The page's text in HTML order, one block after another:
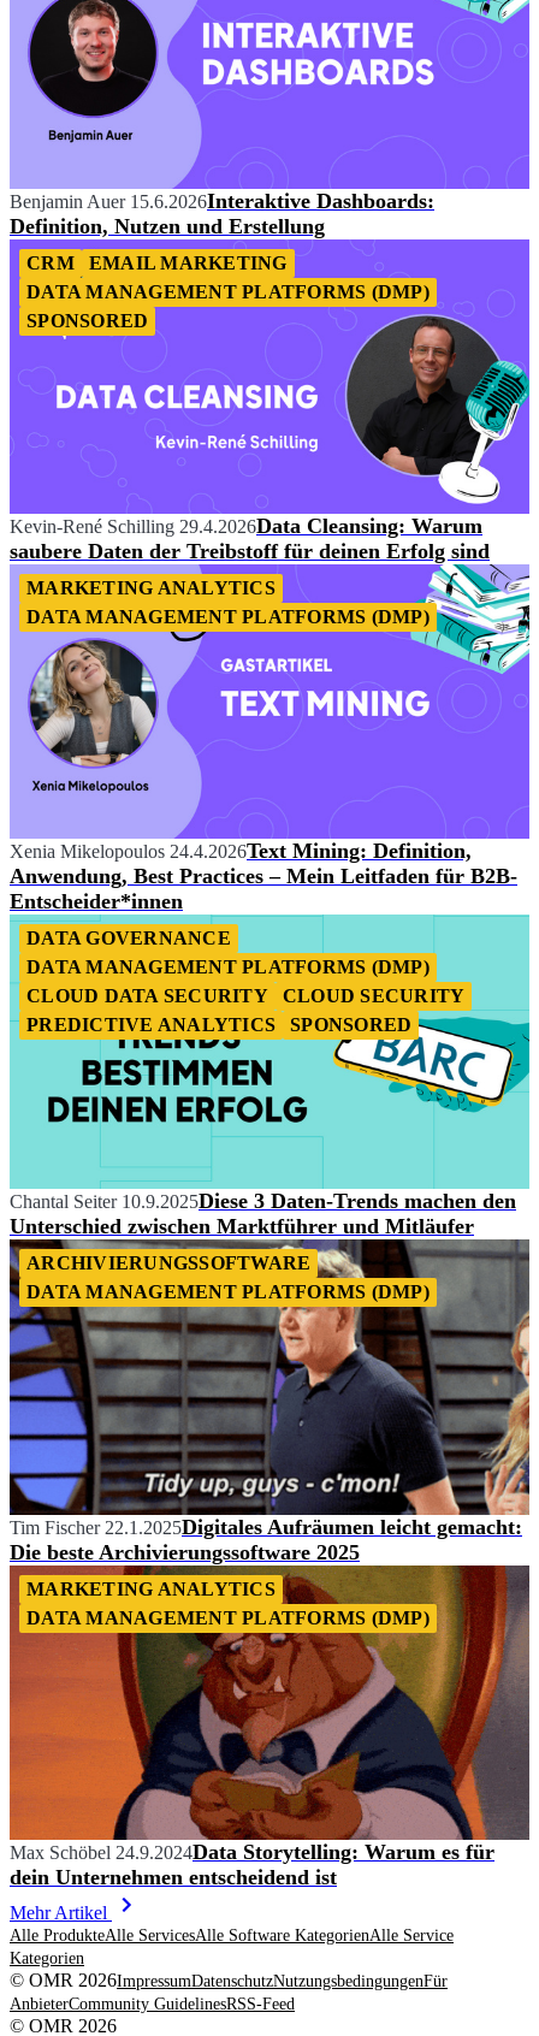
Benjamin Auer 15.6.2026Interaktive Dashboards:
Definition, Nutzen und Erstellung
CRM
EMAIL MARKETING
DATA MANAGEMENT PLATFORMS (DMP)
SPONSORED
Kevin-René Schilling 29.4.2026Data Cleansing: Warum
saubere Daten der Treibstoff für deinen Erfolg sind
MARKETING ANALYTICS
DATA MANAGEMENT PLATFORMS (DMP)
Xenia Mikelopoulos 24.4.2026Text Mining: Definition,
Anwendung, Best Practices – Mein Leitfaden für B2B-
Entscheider*innen
DATA GOVERNANCE
DATA MANAGEMENT PLATFORMS (DMP)
CLOUD DATA SECURITY
CLOUD SECURITY
PREDICTIVE ANALYTICS
SPONSORED
Chantal Seiter 10.9.2025Diese 3 Daten-Trends machen den
Unterschied zwischen Marktführer und Mitläufer
ARCHIVIERUNGSSOFTWARE
DATA MANAGEMENT PLATFORMS (DMP)
Tim Fischer 22.1.2025Digitales Aufräumen leicht gemacht:
Die beste Archivierungssoftware 2025
MARKETING ANALYTICS
DATA MANAGEMENT PLATFORMS (DMP)
Max Schöbel 24.9.2024Data Storytelling: Warum es für
dein Unternehmen entscheidend ist
Mehr Artikel
Alle ProdukteAlle ServicesAlle Software KategorienAlle Service
Kategorien
© OMR 2026ImpressumDatenschutzNutzungsbedingungenFür
AnbieterCommunity GuidelinesRSS-Feed
© OMR 2026